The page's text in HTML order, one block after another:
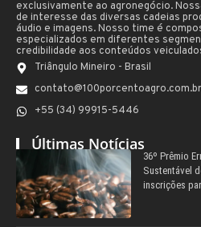
exclusivamente ao agronegócio.
de interesse das diversas cadeias
áudio e imagens. Nosso time é
especializados em diferentes
credibilidade aos conteúdos
Triângulo Mineiro - Brasil
contato@100porcentoagro.com.br
+55 (34) 99915-5446
Últimas Notícias
36º Prêmio
Sustentável
inscrições